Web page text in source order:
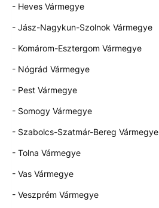
- Heves Vármegye
- Jász-Nagykun-Szolnok Vármegye
- Komárom-Esztergom Vármegye
- Nógrád Vármegye
- Pest Vármegye
- Somogy Vármegye
- Szabolcs-Szatmár-Bereg Vármegye
- Tolna Vármegye
- Vas Vármegye
- Veszprém Vármegye